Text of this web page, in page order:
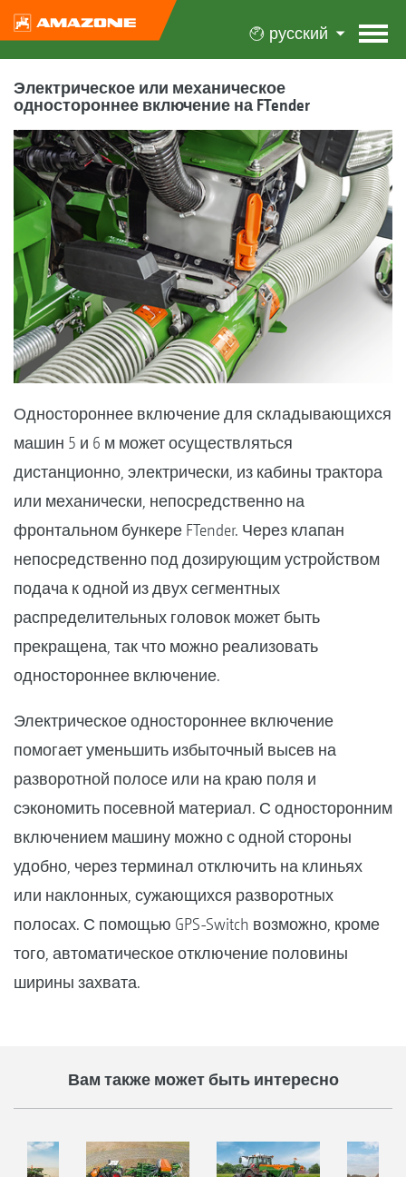
русский
Электрическое или механическое
одностороннее включение на FTender
Одностороннее включение для складывающихся
машин 5 и 6 м может осуществляться
дистанционно, электрически, из кабины трактора
или механически, непосредственно на
фронтальном бункере FTender. Через клапан
непосредственно под дозирующим устройством
подача к одной из двух сегментных
распределительных головок может быть
прекращена, так что можно реализовать
одностороннее включение.
Электрическое одностороннее включение
помогает уменьшить избыточный высев на
разворотной полосе или на краю поля и
сэкономить посевной материал. С односторонним
включением машину можно с одной стороны
удобно, через терминал отключить на клиньях
или наклонных, сужающихся разворотных
полосах. С помощью GPS-Switch возможно, кроме
того, автоматическое отключение половины
ширины захвата.
Вам также может быть интересно